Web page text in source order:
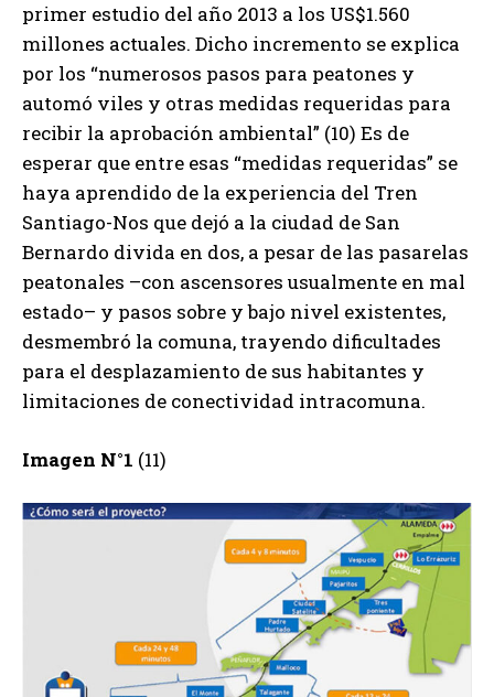
primer estudio del año 2013 a los US$1.560
millones actuales. Dicho incremento se explica
por los “numerosos pasos para peatones y
automó viles y otras medidas requeridas para
recibir la aprobación ambiental” (10) Es de
esperar que entre esas “medidas requeridas” se
haya aprendido de la experiencia del Tren
Santiago-Nos que dejó a la ciudad de San
Bernardo divida en dos, a pesar de las pasarelas
peatonales –con ascensores usualmente en mal
estado– y pasos sobre y bajo nivel existentes,
desmembró la comuna, trayendo dificultades
para el desplazamiento de sus habitantes y
limitaciones de conectividad intracomuna.
Imagen N°1 (11)